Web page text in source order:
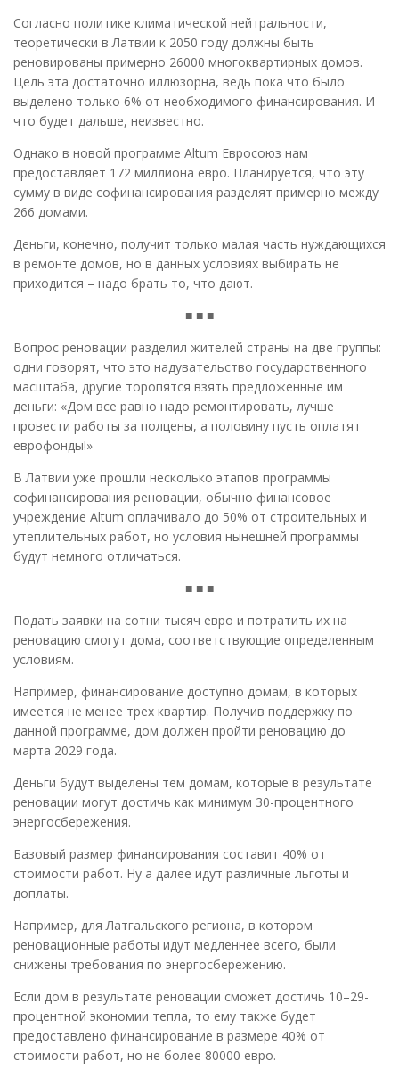
Согласно политике климатической нейтральности,
теоретически в Латвии к 2050 году должны быть
реновированы примерно 26000 многоквартирных домов.
Цель эта достаточно иллюзорна, ведь пока что было
выделено только 6% от необходимого финансирования. И
что будет дальше, неизвестно.
Однако в новой программе Altum Евросоюз нам
предоставляет 172 миллиона евро. Планируется, что эту
сумму в виде софинансирования разделят примерно между
266 домами.
Деньги, конечно, получит только малая часть нуждающихся
в ремонте домов, но в данных условиях выбирать не
приходится – надо брать то, что дают.
■ ■ ■
Вопрос реновации разделил жителей страны на две группы:
одни говорят, что это надувательство государственного
масштаба, другие торопятся взять предложенные им
деньги: «Дом все равно надо ремонтировать, лучше
провести работы за полцены, а половину пусть оплатят
еврофонды!»
В Латвии уже прошли несколько этапов программы
софинансирования реновации, обычно финансовое
учреждение Altum оплачивало до 50% от строительных и
утеплительных работ, но условия нынешней программы
будут немного отличаться.
■ ■ ■
Подать заявки на сотни тысяч евро и потратить их на
реновацию смогут дома, соответствующие определенным
условиям.
Например, финансирование доступно домам, в которых
имеется не менее трех квартир. Получив поддержку по
данной программе, дом должен пройти реновацию до
марта 2029 года.
Деньги будут выделены тем домам, которые в результате
реновации могут достичь как минимум 30-процентного
энергосбережения.
Базовый размер финансирования составит 40% от
стоимости работ. Ну а далее идут различные льготы и
доплаты.
Например, для Латгальского региона, в котором
реновационные работы идут медленнее всего, были
снижены требования по энергосбережению.
Если дом в результате реновации сможет достичь 10–29-
процентной экономии тепла, то ему также будет
предоставлено финансирование в размере 40% от
стоимости работ, но не более 80000 евро.